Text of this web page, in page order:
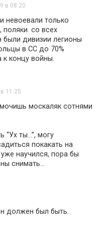
в 08:20
невоевали только
поляки. со всех
были дивизии легионы
в СС до 70%
к концу войны.
11:25
москаляк сотнями
“Ух ты…”, могу
покакать на
научился, пора бы
снимать…
должен был быть.